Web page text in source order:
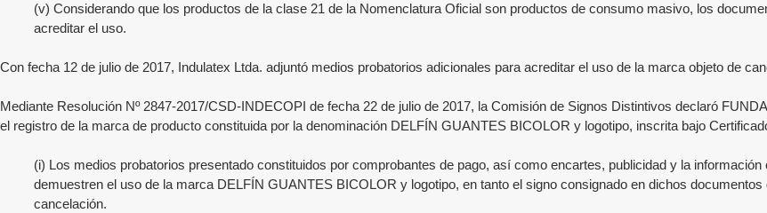
(v) Considerando que los productos de la clase 21 de la Nomenclatura Oficial son productos de consumo masivo, los
acreditar el uso.
Con fecha 12 de julio de 2017, Indulatex Ltda. adjuntó medios probatorios adicionales para acreditar el uso de la marca objeto de
Mediante Resolución Nº 2847-2017/CSD-INDECOPI de fecha 22 de julio de 2017, la Comisión de Signos Distintivos declaró
el registro de la marca de producto constituida por la denominación DELFÍN GUANTES BICOLOR y logotipo, inscrita bajo
(i) Los medios probatorios presentado constituidos por comprobantes de pago, así como encartes, publicidad y la
demuestren el uso de la marca DELFÍN GUANTES BICOLOR y logotipo, en tanto el signo consignado en dichos
cancelación.